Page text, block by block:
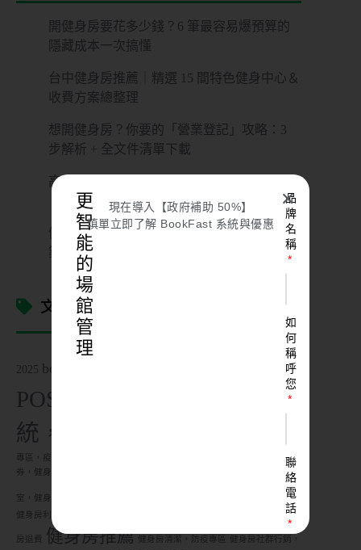
開健身房要花多少錢？6 筆最容易爆預算的
隱藏成本一次搞懂
台中健身房推薦｜精選 15 間特色健身中心＆
收費方案總整理
想開健身房？你要的「營業登記」攻略：3
步解析 + 全文件清單下載
高雄健身房推薦｜12 間特色健身空間全攻略
（單次入場・團體課・收費資訊一次看）
健身房消防措施做對了嗎？3 大必知消防建
築法規！
文章標籤
2025 bookfast教學
POS
POS 系
統，健身房管理
專區，疫情營運
三倍
券，健身房，振興三倍券，瑜珈教室，運動中心，運動業者
室，健身房，客製化健身房，精品健身房 健身房倒閉
健身房利潤，健身房獲利，健身房管理，健身房賺錢 健身房問題，健身
房退費 健身房推薦 健身房清潔，防疫專區 健身房社群行銷，
更
智
能
的
場
館
管
理
現在導入【政府補助 50%】
填單立即了解 BookFast 系統與優惠
品
牌
名
稱
如
何
稱
呼
您
聯
絡
電
話
✕